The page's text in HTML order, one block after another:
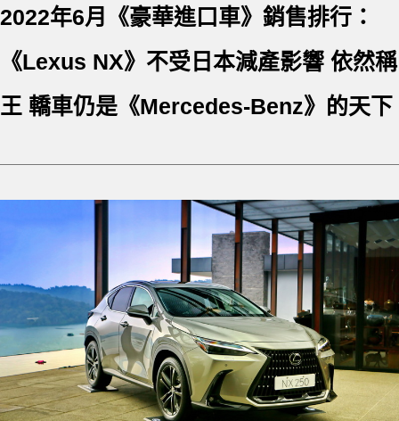
2022年6月《豪華進口車》銷售排行：
《Lexus NX》不受日本減產影響 依然稱
王 轎車仍是《Mercedes-Benz》的天下